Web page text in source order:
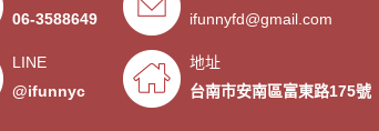
06-3588649
ifunnyfd@gmail.com
LINE
@ifunnyc
地址
台南市安南區富東路175號